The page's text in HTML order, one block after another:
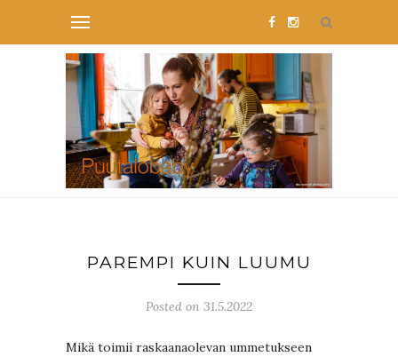
PAREMPI KUIN LUUMU
Posted on 31.5.2022
Mikä toimii raskaanaolevan ummetukseen